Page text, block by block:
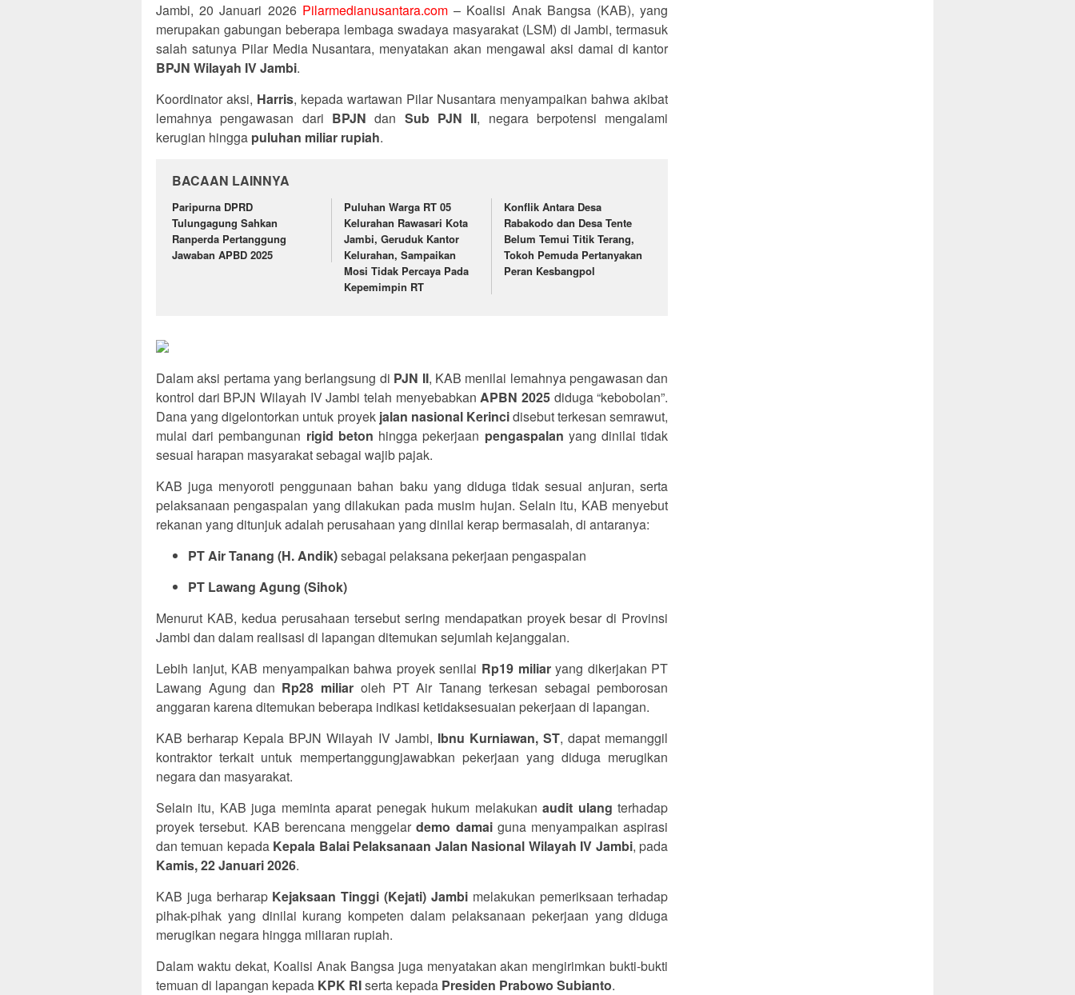
Jambi, 20 Januari 2026 Pilarmedianusantara.com– Koalisi Anak Bangsa (KAB), yang
merupakan gabungan beberapa lembaga swadaya masyarakat (LSM) di Jambi, termasuk
salah satunya Pilar Media Nusantara, menyatakan akan mengawal aksi damai di kantor
BPJN Wilayah IV Jambi.
Koordinator aksi, Harris, kepada wartawan Pilar Nusantara menyampaikan bahwa akibat
lemahnya pengawasan dari BPJN dan Sub PJN II, negara berpotensi mengalami
kerugian hingga puluhan miliar rupiah.
BACAAN LAINNYA
Paripurna DPRD
Tulungagung Sahkan
Ranperda Pertanggung
Jawaban APBD 2025
Puluhan Warga RT 05
Kelurahan Rawasari Kota
Jambi, Geruduk Kantor
Kelurahan, Sampaikan
Mosi Tidak Percaya Pada
Kepemimpin RT
Konflik Antara Desa
Rabakodo dan Desa Tente
Belum Temui Titik Terang,
Tokoh Pemuda Pertanyakan
Peran Kesbangpol
Dalam aksi pertama yang berlangsung di PJN II, KAB menilai lemahnya pengawasan dan
kontrol dari BPJN Wilayah IV Jambi telah menyebabkanAPBN 2025 diduga “kebobolan”.
Dana yang digelontorkan untuk proyek jalan nasional Kerincidisebut terkesan semrawut,
mulai dari pembangunan rigid beton hingga pekerjaan pengaspalan yang dinilai tidak
sesuai harapan masyarakat sebagai wajib pajak.
KAB juga menyoroti penggunaan bahan baku yang diduga tidak sesuai anjuran, serta
pelaksanaan pengaspalan yang dilakukan pada musim hujan. Selain itu, KAB menyebut
rekanan yang ditunjuk adalah perusahaan yang dinilai kerap bermasalah, di antaranya:
PT Air Tanang (H. Andik)sebagai pelaksana pekerjaan pengaspalan
PT Lawang Agung (Sihok)
Menurut KAB, kedua perusahaan tersebut sering mendapatkan proyek besar di Provinsi
Jambi dan dalam realisasi di lapangan ditemukan sejumlah kejanggalan.
Lebih lanjut, KAB menyampaikan bahwa proyek senilai Rp19 miliaryang dikerjakan PT
Lawang Agung dan Rp28 miliar oleh PT Air Tanang terkesan sebagai pemborosan
anggaran karena ditemukan beberapa indikasi ketidaksesuaian pekerjaan di lapangan.
KAB berharap Kepala BPJN Wilayah IV Jambi, Ibnu Kurniawan, ST, dapat memanggil
kontraktor terkait untuk mempertanggungjawabkan pekerjaan yang diduga merugikan
negara dan masyarakat.
Selain itu, KAB juga meminta aparat penegak hukum melakukanaudit ulang terhadap
proyek tersebut. KAB berencana menggelardemo damaiguna menyampaikan aspirasi
dan temuan kepada Kepala Balai Pelaksanaan Jalan Nasional Wilayah IV Jambi, pada
Kamis, 22 Januari 2026.
KAB juga berharap Kejaksaan Tinggi (Kejati) Jambimelakukan pemeriksaan terhadap
pihak-pihak yang dinilai kurang kompeten dalam pelaksanaan pekerjaan yang diduga
merugikan negara hingga miliaran rupiah.
Dalam waktu dekat, Koalisi Anak Bangsa juga menyatakan akan mengirimkan bukti-bukti
temuan di lapangan kepada KPK RIserta kepada Presiden Prabowo Subianto.